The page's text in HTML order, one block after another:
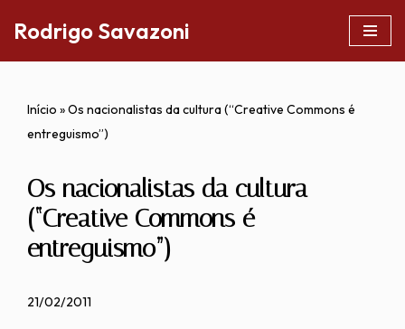
Rodrigo Savazoni
Início »Os nacionalistas da cultura (“Creative Commons é
entreguismo”)
Os nacionalistas da cultura
(“Creative Commons é
entreguismo”)
21/02/2011